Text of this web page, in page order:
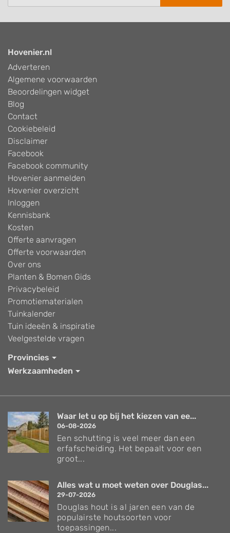
Hovenier.nl
Adverteren
Algemene voorwaarden
Beoordelingen widget
Blog
Contact
Cookiebeleid
Disclaimer
Facebook
Facebook community
Hovenier aanmelden
Hovenier overzicht
Inloggen
Kennisbank
Kosten
Offerte aanvragen
Offerte voorwaarden
Over ons
Planten & Bomen Gids
Privacybeleid
Promotiematerialen
Tuinkalender
Tuin ideeën & inspiratie
Veelgestelde vragen
Provincies
Werkzaamheden
Waar let u op bij het kiezen van ee...
06-08-2026
Een schutting is veel meer dan een
erfafscheiding. Het bepaalt voor een
groot...
Alles wat u moet weten over Douglas...
29-07-2026
Douglas hout is al jaren een van de
populairste houtsoorten voor
toepassingen...